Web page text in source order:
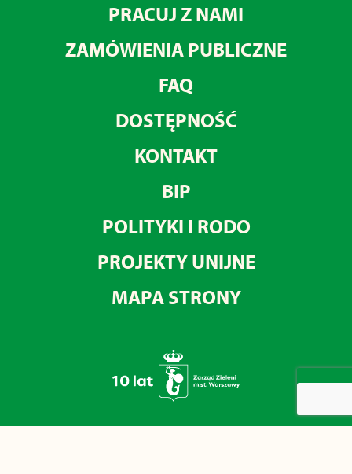
PRACUJ Z NAMI
ZAMÓWIENIA PUBLICZNE
FAQ
DOSTĘPNOŚĆ
KONTAKT
BIP
POLITYKI I RODO
PROJEKTY UNIJNE
MAPA STRONY